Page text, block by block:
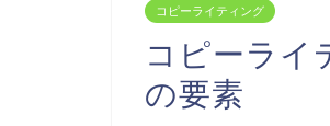
コピーライティング
コピーライ
の要素